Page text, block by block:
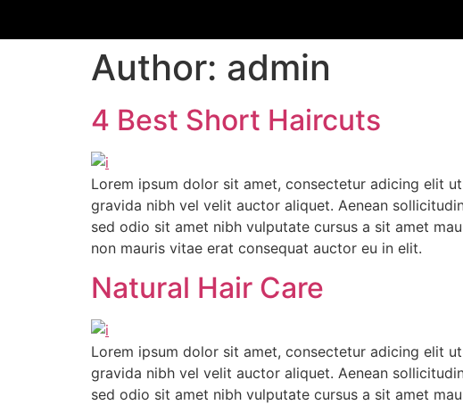
Author: admin
4 Best Short Haircuts
Lorem ipsum dolor sit amet, consectetur adicing elit
gravida nibh vel velit auctor aliquet. Aenean
sed odio sit amet nibh vulputate cursus a sit amet
non mauris vitae erat consequat auctor eu in elit.
Natural Hair Care
Lorem ipsum dolor sit amet, consectetur adicing elit
gravida nibh vel velit auctor aliquet. Aenean
sed odio sit amet nibh vulputate cursus a sit amet